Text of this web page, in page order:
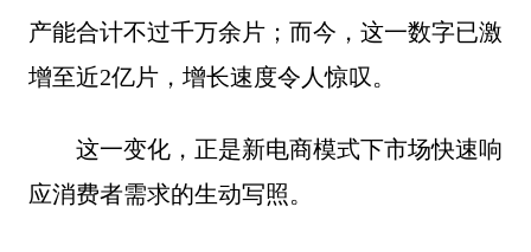
产能合计不过千万余片；而今，这一数字已激
增至近2亿片，增长速度令人惊叹。
这一变化，正是新电商模式下市场快速响
应消费者需求的生动写照。